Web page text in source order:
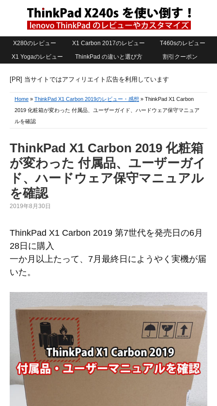
X280のレビュー X1 Carbon 2017のレビュー
T460sのレビュー
X1 Yogaのレビュー
ThinkPad の違いと選び方 割引クーポン
[PR] 当サイトではアフィリエイト広告を利用しています
Home » ThinkPad X1 Carbon 2019のレビュー・感想 » ThinkPad X1 Carbon
2019 化粧箱が変わった 付属品、ユーザーガイド、ハードウェア保守マニュア
ルを確認
ThinkPad X1 Carbon 2019 化粧箱
が変わった 付属品、ユーザーガイ
ド、ハードウェア保守マニュアル
を確認
2019年8月30日
ThinkPad X1 Carbon 2019 第7世代を発売日の6月
28日に購入
一か月以上たって、7月最終日にようやく実機が届
いた。